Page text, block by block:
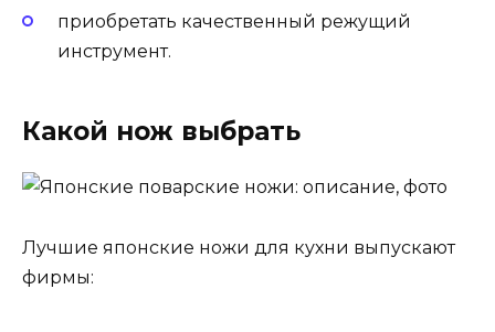
приобретать качественный режущий
инструмент.
Какой нож выбрать
Лучшие японские ножи для кухни выпускают
фирмы: